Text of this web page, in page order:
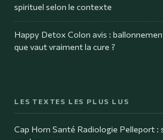
spirituel selon le contexte
Happy Detox Colon avis :
que vaut vraiment la cure ?
LES TEXTES LES PLUS LUS
Cap Horn Santé Radiologie Pelleport :